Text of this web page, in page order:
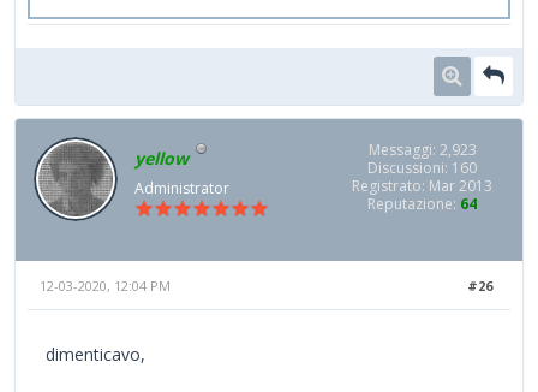
yellow
Administrator
Messaggi: 2,923
Discussioni: 160
Registrato: Mar 2013
Reputazione: 64
#26
12-03-2020, 12:04 PM
dimenticavo,